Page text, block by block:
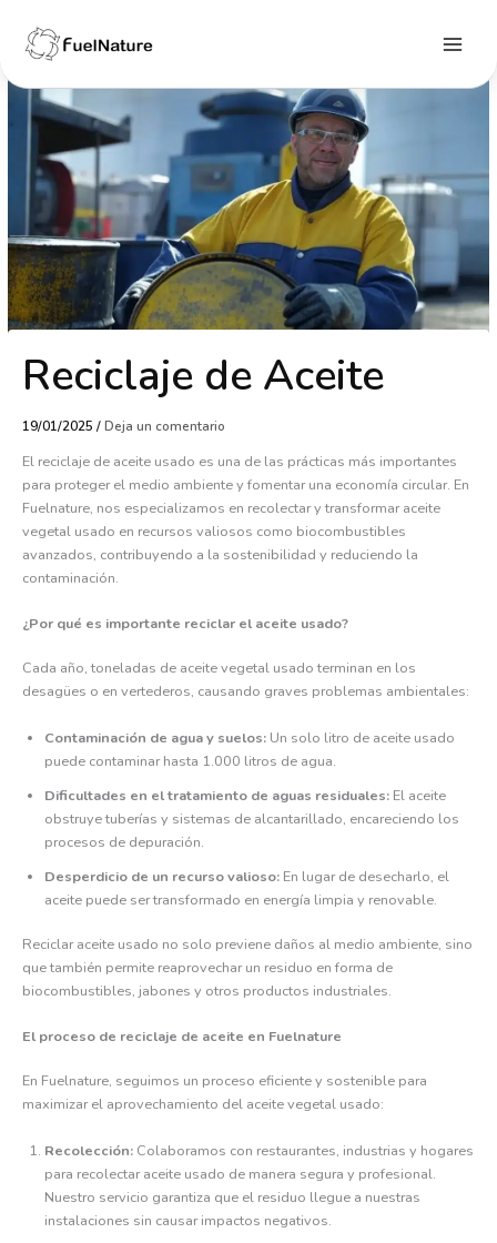
contenido
Main
Reciclaje de Aceite
19/01/2025 /Deja un comentario
El reciclaje de aceite usado es una de las prácticas más importantes
para proteger el medio ambiente y fomentar una economía circular. En
Fuelnature, nos especializamos en recolectar y transformar aceite
vegetal usado en recursos valiosos como biocombustibles
avanzados, contribuyendo a la sostenibilidad y reduciendo la
contaminación.
¿Por qué es importante reciclar el aceite usado?
Cada año, toneladas de aceite vegetal usado terminan en los
desagües o en vertederos, causando graves problemas ambientales:
Contaminación de agua y suelos:Un solo litro de aceite usado
puede contaminar hasta 1.000 litros de agua.
Dificultades en el tratamiento de aguas residuales:El aceite
obstruye tuberías y sistemas de alcantarillado, encareciendo los
procesos de depuración.
Desperdicio de un recurso valioso:En lugar de desecharlo, el
aceite puede ser transformado en energía limpia y renovable.
Reciclar aceite usado no solo previene daños al medio ambiente, sino
que también permite reaprovechar un residuo en forma de
biocombustibles, jabones y otros productos industriales.
El proceso de reciclaje de aceite en Fuelnature
En Fuelnature, seguimos un proceso eficiente y sostenible para
maximizar el aprovechamiento del aceite vegetal usado:
Recolección:Colaboramos con restaurantes, industrias y hogares
para recolectar aceite usado de manera segura y profesional.
Nuestro servicio garantiza que el residuo llegue a nuestras
instalaciones sin causar impactos negativos.